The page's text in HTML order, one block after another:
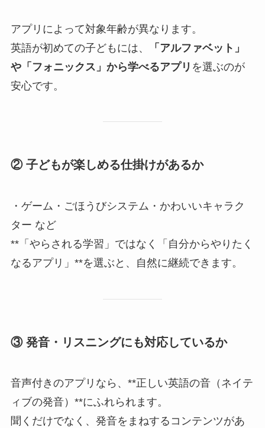
アプリによって対象年齢が異なります。
英語が初めての子どもには、
「アルファベット」
や「フォニックス」から学べるアプリ を選ぶのが
安心です。
② 子どもが楽しめる仕掛けがあるか
・ゲーム・ごほうびシステム・かわいいキャラク
ター など
**「やらされる学習」ではなく「自分からやりたく
なるアプリ」**を選ぶと、自然に継続できます。
③ 発音・リスニングにも対応しているか
音声付きのアプリなら、**正しい英語の音（ネイテ
ィブの発音）**にふれられます。
聞くだけでなく、発音をまねするコンテンツがあ